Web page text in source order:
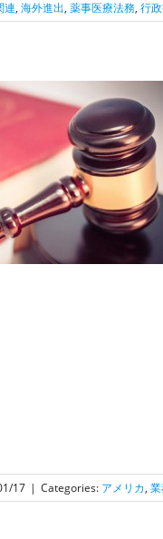
連, 海外進出, 薬事医療法務, 行
17 | Categories: アメリカ,